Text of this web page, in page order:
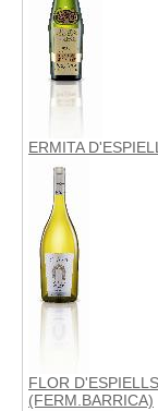
ERMITA
FLOR D'ESPIELLS
(FERM.BARRICA)